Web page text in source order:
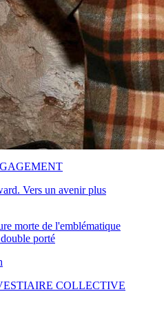
Vers un avenir plus
COLLECTIVE